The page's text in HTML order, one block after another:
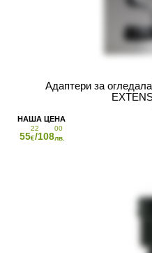
Адаптери за
55
22
€/108
00
лв.